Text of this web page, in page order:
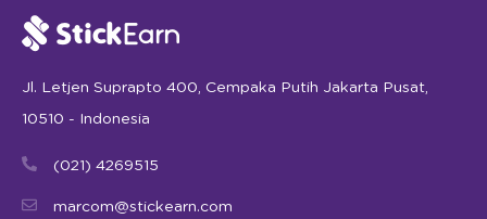
Jl. Letjen Suprapto 400, Cempaka Putih Jakarta Pusat,
10510 - Indonesia
(021) 4269515
marcom@stickearn.com